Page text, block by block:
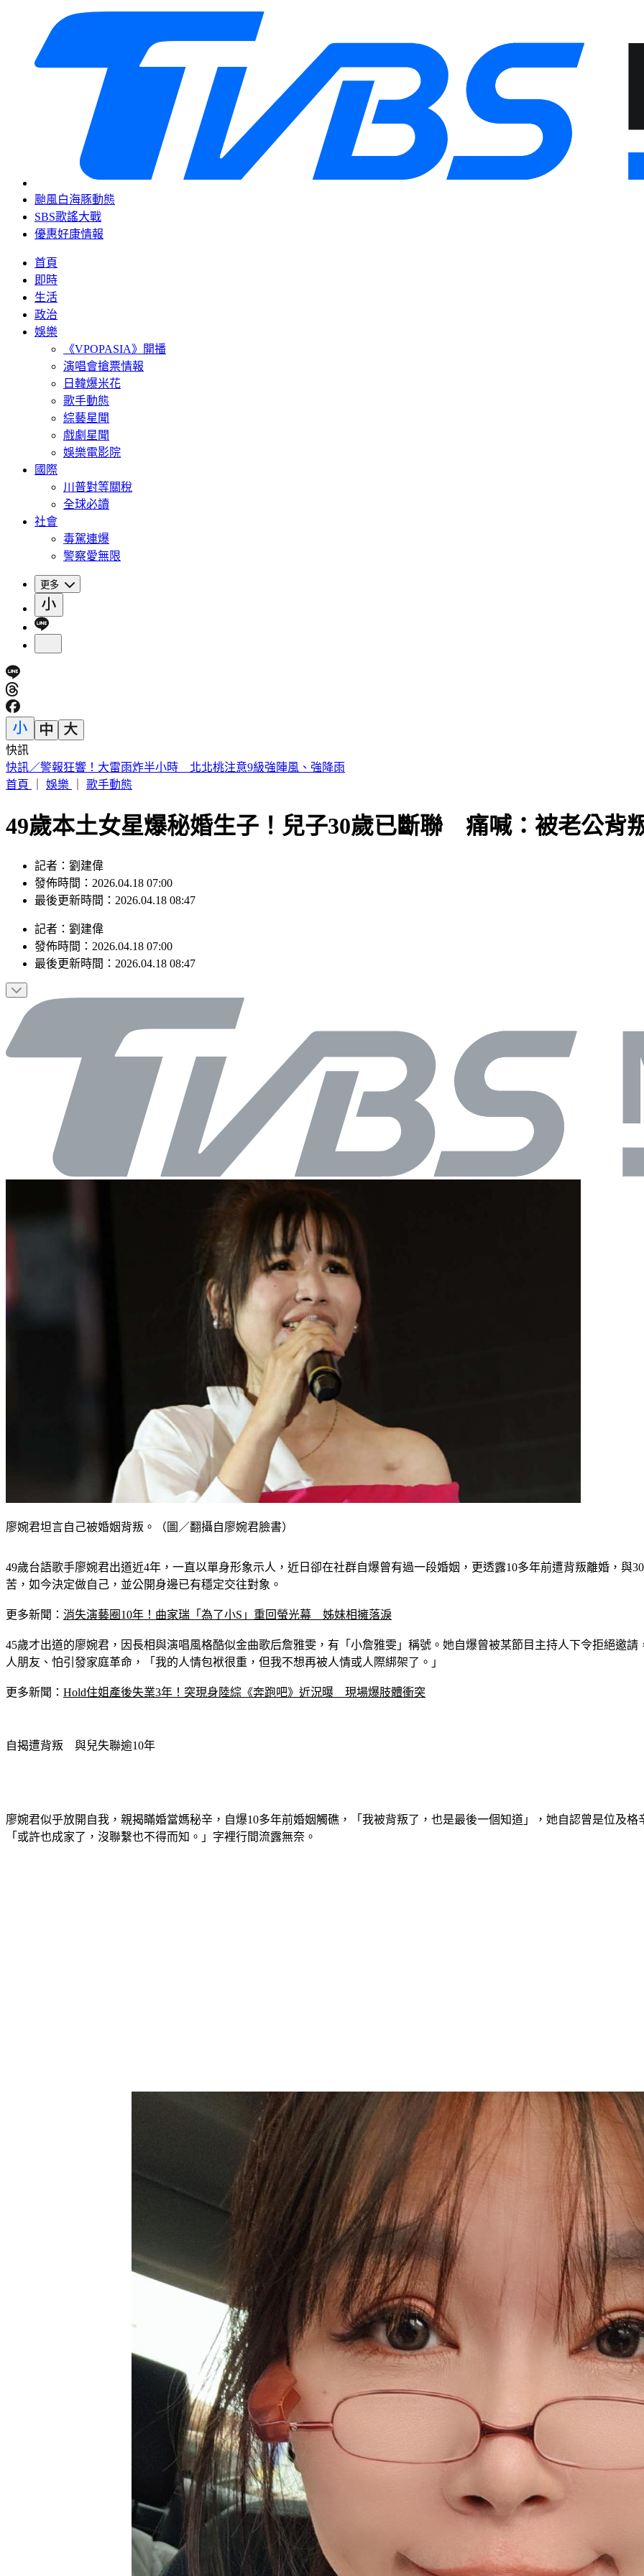
颱風白海豚動態
SBS歌謠大戰
優惠好康情報
首頁
即時
生活
政治
娛樂
《VPOPASIA》開播
演唱會搶票情報
日韓爆米花
歌手動態
綜藝星聞
戲劇星聞
娛樂電影院
國際
川普對等關稅
全球必讀
社會
毒駕連爆
警察愛無限
更多
快訊
警戒狂響！白海豚逼近 氣象署巨浪告警：花蓮6鄉鎮列警戒
首頁
娛樂 歌手動態
49歲本土女星爆秘婚生子！兒子30歲已斷聯 痛喊：被老公背
記者：劉建偉
發佈時間：2026.04.18 07:00
最後更新時間：2026.04.18 08:47
記者 ： 劉建偉
發佈時間： 2026.04.18 07:00
最後更新時間： 2026.04.18 08:47
廖婉君坦言自己被婚姻背叛。（圖／翻攝自廖婉君臉書）
49歲台語歌手廖婉君出道近4年，一直以單身形象示人，近日卻在社群自爆曾有過一段婚姻，更透露10多年前遭背叛離婚，與
苦，如今決定做自己，並公開身邊已有穩定交往對象。
更多新聞： 消失演藝圈10年！曲家瑞「為了小S」重回螢光幕　姊妹相擁落淚
45歲才出道的廖婉君，因長相與演唱風格酷似金曲歌后詹雅雯，有「小詹雅雯」稱號。她自爆曾被某節目主持人下令拒絕邀
人朋友、怕引發家庭革命，「我的人情包袱很重，但我不想再被人情或人際綁架了。」
更多新聞： Hold住姐產後失業3年！突現身陸綜《奔跑吧》近況曝　現場爆肢體衝突
自揭遭背叛　與兒失聯逾10年
廖婉君似乎放開自我，親揭瞞婚當媽秘辛，自爆10多年前婚姻觸礁，「我被背叛了，也是最後一個知道」，她自認曾是位及
「或許也成家了，沒聯繫也不得而知。」字裡行間流露無奈。